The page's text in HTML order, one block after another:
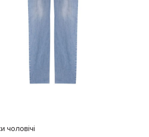
чоловічі